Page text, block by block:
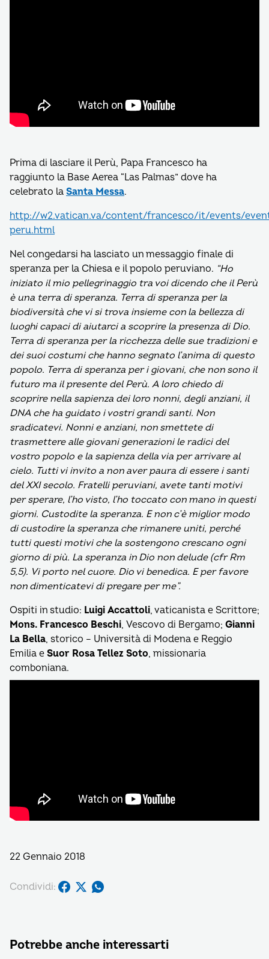
Prima di lasciare il Perù, Papa Francesco ha
raggiunto la Base Aerea “Las Palmas” dove ha
celebrato la Santa Messa.
http://w2.vatican.va/content/francesco/it/events/
peru.html
Nel congedarsi ha lasciato un messaggio finale di
speranza per la Chiesa e il popolo peruviano. “Ho
iniziato il mio pellegrinaggio tra voi dicendo che il Perù
è una terra di speranza. Terra di speranza per la
biodiversità che vi si trova insieme con la bellezza di
luoghi capaci di aiutarci a scoprire la presenza di Dio.
Terra di speranza per la ricchezza delle sue tradizioni e
dei suoi costumi che hanno segnato l’anima di questo
popolo. Terra di speranza per i giovani, che non sono il
futuro ma il presente del Perù. A loro chiedo di
scoprire nella sapienza dei loro nonni, degli anziani, il
DNA che ha guidato i vostri grandi santi. Non
sradicatevi. Nonni e anziani, non smettete di
trasmettere alle giovani generazioni le radici del
vostro popolo e la sapienza della via per arrivare al
cielo. Tutti vi invito a non aver paura di essere i santi
del XXI secolo. Fratelli peruviani, avete tanti motivi
per sperare, l’ho visto, l’ho toccato con mano in questi
giorni. Custodite la speranza. E non c’è miglior modo
di custodire la speranza che rimanere uniti, perché
tutti questi motivi che la sostengono crescano ogni
giorno di più. La speranza in Dio non delude (cfr Rm
5,5). Vi porto nel cuore. Dio vi benedica. E per favore
non dimenticatevi di pregare per me”.
Ospiti in studio: Luigi Accattoli, vaticanista e Scrittore;
Mons. Francesco Beschi, Vescovo di Bergamo; Gianni
La Bella, storico – Università di Modena e Reggio
Emilia e Suor Rosa Tellez Soto, missionaria
comboniana.
22 Gennaio 2018
Condividi:
Potrebbe anche interessarti